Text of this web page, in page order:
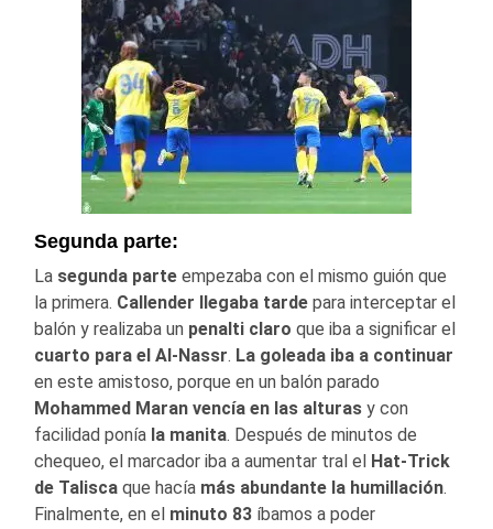
Segunda parte:
La segunda parte empezaba con el mismo guión que
la primera. Callender llegaba tarde para interceptar el
balón y realizaba un penalti claro que iba a significar el
cuarto para el Al-Nassr. La goleada iba a continuar
en este amistoso, porque en un balón parado
Mohammed Maran vencía en las alturas y con
facilidad ponía la manita. Después de minutos de
chequeo, el marcador iba a aumentar tral el
Hat-Trick
de Talisca que hacía más abundante la humillación.
Finalmente, en el minuto 83 íbamos a poder